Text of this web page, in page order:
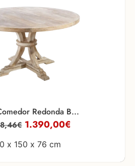
Redonda B...
€ 1.390,00€
x 150 x 76 cm